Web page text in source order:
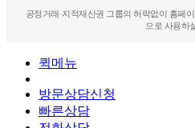
공정거래·지적재산권 그룹의 허락없이 홈페
으로 사용하
퀵메뉴
방문상담신청
빠른상담